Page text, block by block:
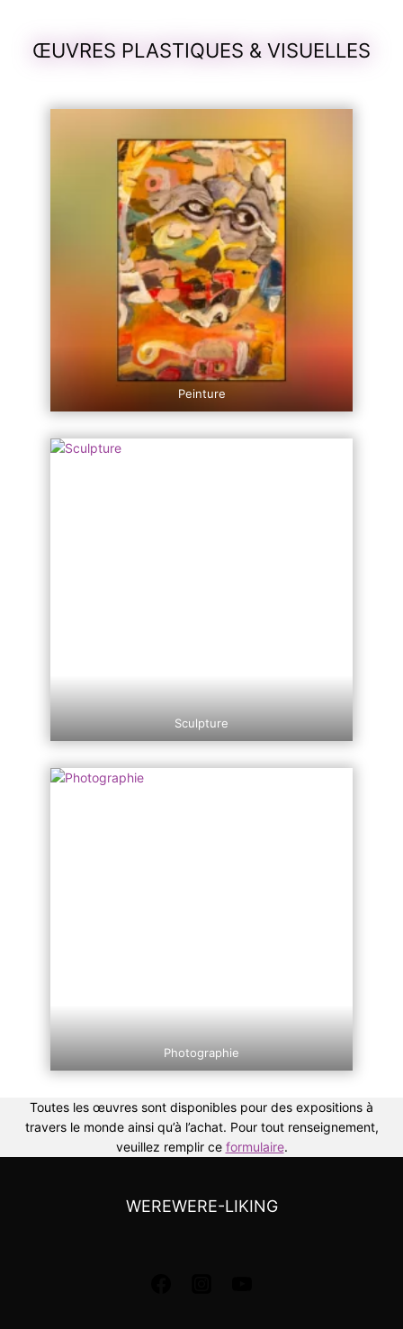
ŒUVRES PLASTIQUES & VISUELLES
Peinture
Sculpture
Photographie
Toutes les œuvres sont disponibles pour des expositions à
travers le monde ainsi qu’à l’achat. Pour tout renseignement,
veuillez remplir ce formulaire.
WEREWERE-LIKING